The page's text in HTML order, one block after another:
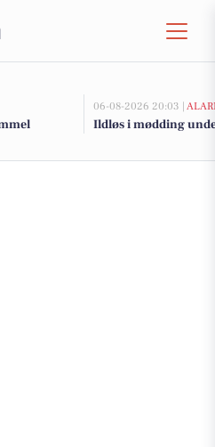
06-08-2026 20:03 |
Ildløs i mødding